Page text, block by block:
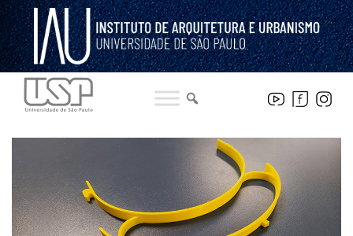
Pular
para
o
conteúdo